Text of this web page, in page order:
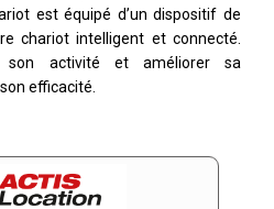
est équipé d’un dispositif de
chariot intelligent et connecté.
son activité et améliorer sa
efficacité.